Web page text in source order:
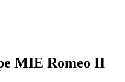
MIE Romeo II